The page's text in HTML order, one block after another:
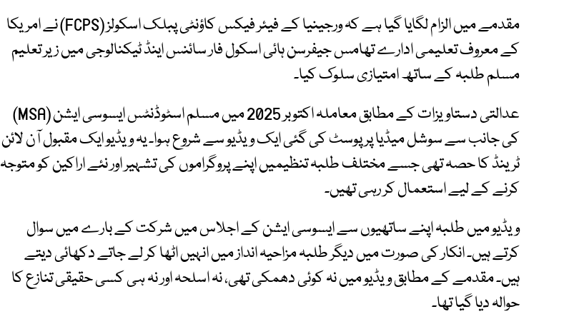
مقدمے میں الزام لگایا گیا ہے کہ ورجینیا کے فیئر فیکس کاؤنٹی پبلک اسکولز (FCPS) نے امریکا
کے معروف تعلیمی ادارے تھامس جیفرسن ہائی اسکول فار سائنس اینڈ ٹیکنالوجی میں زیر تعلیم
مسلم طلبہ کے ساتھ امتیازی سلوک کیا۔
عدالتی دستاویزات کے مطابق معاملہ اکتوبر 2025 میں مسلم اسٹوڈنٹس ایسوسی ایشن (MSA)
کی جانب سے سوشل میڈیا پر پوسٹ کی گئی ایک ویڈیو سے شروع ہوا۔ یہ ویڈیو ایک مقبول آن لائن
ٹرینڈ کا حصہ تھی جسے مختلف طلبہ تنظیمیں اپنے پروگراموں کی تشہیر اور نئے اراکین کو متوجہ
کرنے کے لیے استعمال کر رہی تھیں۔
ویڈیو میں طلبہ اپنے ساتھیوں سے ایسوسی ایشن کے اجلاس میں شرکت کے بارے میں سوال
کرتے ہیں۔ انکار کی صورت میں دیگر طلبہ مزاحیہ انداز میں انہیں اٹھا کر لے جاتے دکھائی دیتے
ہیں۔ مقدمے کے مطابق ویڈیو میں نہ کوئی دھمکی تھی، نہ اسلحہ اور نہ ہی کسی حقیقی تنازع کا
حوالہ دیا گیا تھا۔